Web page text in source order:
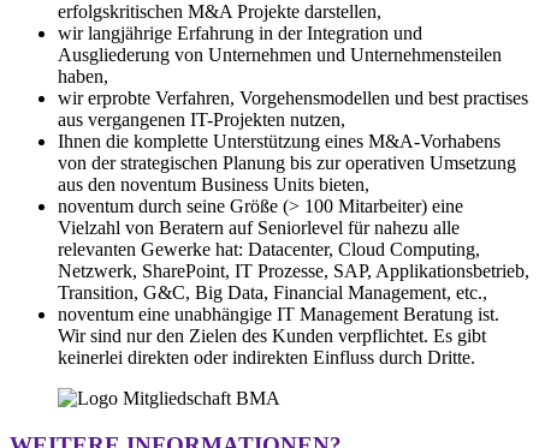
erfolgskritischen M&A Projekte darstellen,
wir langjährige Erfahrung in der Integration und
Ausgliederung von Unternehmen und Unternehmensteilen
haben,
wir erprobte Verfahren, Vorgehensmodellen und best practises
aus vergangenen IT-Projekten nutzen,
Ihnen die komplette Unterstützung eines M&A-Vorhabens
von der strategischen Planung bis zur operativen Umsetzung
aus den noventum Business Units bieten,
noventum durch seine Größe (> 100 Mitarbeiter) eine
Vielzahl von Beratern auf Seniorlevel für nahezu alle
relevanten Gewerke hat: Datacenter, Cloud Computing,
Netzwerk, SharePoint, IT Prozesse, SAP, Applikationsbetrieb,
Transition, G&C, Big Data, Financial Management, etc.,
noventum eine unabhängige IT Management Beratung ist.
Wir sind nur den Zielen des Kunden verpflichtet. Es gibt
keinerlei direkten oder indirekten Einfluss durch Dritte.